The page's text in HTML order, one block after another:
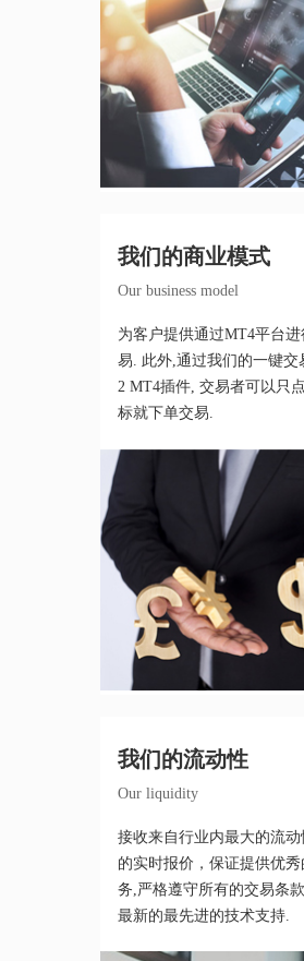
我们的商业模式
Our business model
为客户提供通过MT4平台进
易. 此外,通过我们的一键交
2 MT4插件, 交易者可以只
标就下单交易.
我们的流动性
Our liquidity
接收来自行业内最大的流
的实时报价，保证提供优秀
务,严格遵守所有的交易条
最新的最先进的技术支持.